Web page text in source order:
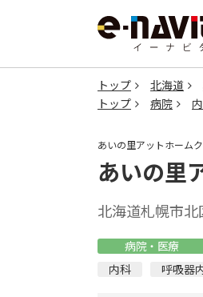
トップ 北海道
トップ
病院
あいの里アットホーム
あいの里
北海道札幌市
病院・医療
内科
呼吸器